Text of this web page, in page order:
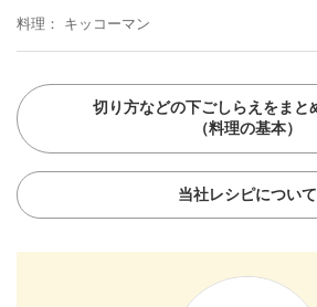
料理 キッコーマン
切り方などの下ごしらえをまと
（料理の基本）
当社レシピについて